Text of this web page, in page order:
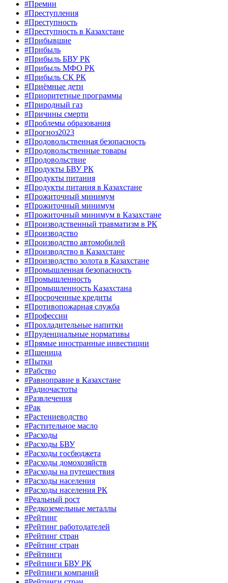
#Премии
#Преступления
#Преступность
#Преступность в Казахстане
#Прибывшие
#Прибыль
#Прибыль БВУ РК
#Прибыль МФО РК
#Прибыль СК РК
#Приёмные дети
#Приоритетные программы
#Природный газ
#Причины смерти
#Проблемы образования
#Прогноз2023
#Продовольственная безопасность
#Продовольственные товары
#Продовольствие
#Продукты БВУ РК
#Продукты питания
#Продукты питания в Казахстане
#Прожиточный минимум
#Прожиточный минимум
#Прожиточный минимум в Казахстане
#Производственный травматизм в РК
#Производство
#Производство автомобилей
#Производство в Казахстане
#Производство золота в Казахстане
#Промышленная безопасность
#Промышленность
#Промышленность Казахстана
#Просроченные кредиты
#Противопожарная служба
#Профессии
#Прохладительные напитки
#Пруденциальные нормативы
#Прямые иностранные инвестиции
#Пшеница
#Пытки
#Рабство
#Равноправие в Казахстане
#Радиочастоты
#Развлечения
#Рак
#Растениеводство
#Растительное масло
#Расходы
#Расходы БВУ
#Расходы госбюджета
#Расходы домохозяйств
#Расходы на путешествия
#Расходы населения
#Расходы населения РК
#Реальный рост
#Редкоземельные металлы
#Рейтинг
#Рейтинг работодателей
#Рейтинг стран
#Рейтинг стран
#Рейтинги
#Рейтинги БВУ РК
#Рейтинги компаний